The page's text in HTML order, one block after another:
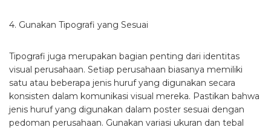
4. Gunakan Tipografi yang Sesuai
Tipografi juga merupakan bagian penting dari identitas
visual perusahaan. Setiap perusahaan biasanya memiliki
satu atau beberapa jenis huruf yang digunakan secara
konsisten dalam komunikasi visual mereka. Pastikan bahwa
jenis huruf yang digunakan dalam poster sesuai dengan
pedoman perusahaan. Gunakan variasi ukuran dan tebal